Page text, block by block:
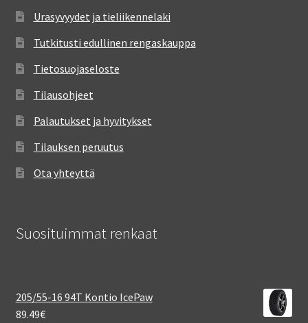
Urasyvyydet ja tieliikennelaki
Tutkitusti edullinen rengaskauppa
Tietosuojaseloste
Tilausohjeet
Palautukset ja hyvitykset
Tilauksen peruutus
Ota yhteyttä
Suosituimmat renkaat
205/55-16 94T Kontio IcePaw
89.49€